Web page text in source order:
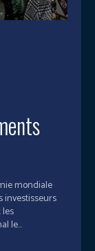
mondiale
investisseurs
le...